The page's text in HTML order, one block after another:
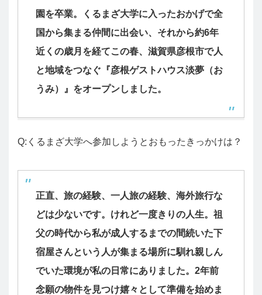
園を卒業。くるまざ大学に入ったおかげで全
国から集まる仲間に出会い、それから約6年
近くの歳月を経てこの春、滋賀県彦根市で人
と地域をつなぐ『彦根ゲストハウス淡夢（お
うみ）』をオープンしました。
Q:くるまざ大学へ参加しようとおもったきっかけは？
正直、旅の経験、一人旅の経験、海外旅行な
どは少ないです。けれど一度きりの人生。祖
父の時代から私が成人するまでの間続いた下
宿屋さんという人が集まる場所に馴れ親しん
でいた環境が私の日常にありました。2年前
念願の物件を見つけ嬉々として準備を始めま